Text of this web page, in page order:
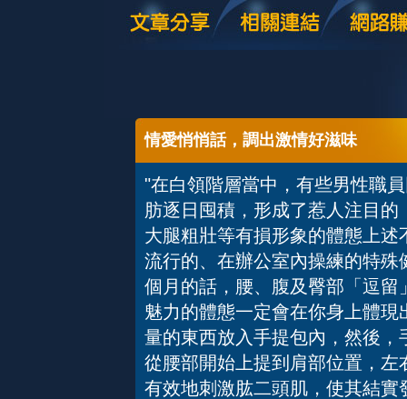
情愛悄悄話，調出激情好滋味
"在白領階層當中，有些男性職
肪逐日囤積，形成了惹人注目
大腿粗壯等有損形象的體態上
流行的、在辦公室內操練的特
個月的話，腰、腹及臀部「逗
魅力的體態一定會在你身上體
量的東西放入手提包內，然後
從腰部開始上提到肩部位置，
有效地刺激肱二頭肌，使其結